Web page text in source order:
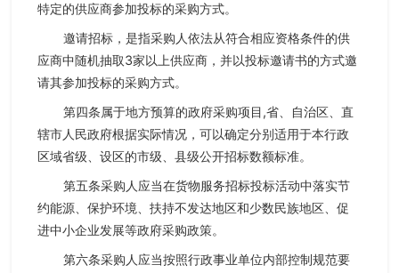
特定的供应商参加投标的采购方式。
邀请招标，是指采购人依法从符合相应资格条件的供
应商中随机抽取3家以上供应商，并以投标邀请书的方式邀
请其参加投标的采购方式。
第四条属于地方预算的政府采购项目,省、自治区、直
辖市人民政府根据实际情况，可以确定分别适用于本行政
区域省级、设区的市级、县级公开招标数额标准。
第五条采购人应当在货物服务招标投标活动中落实节
约能源、保护环境、扶持不发达地区和少数民族地区、促
进中小企业发展等政府采购政策。
第六条采购人应当按照行政事业单位内部控制规范要